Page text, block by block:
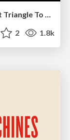
How to Align SEO within the Product Triangle To Get Buy-In & Support - #RIMC
2 1.8k